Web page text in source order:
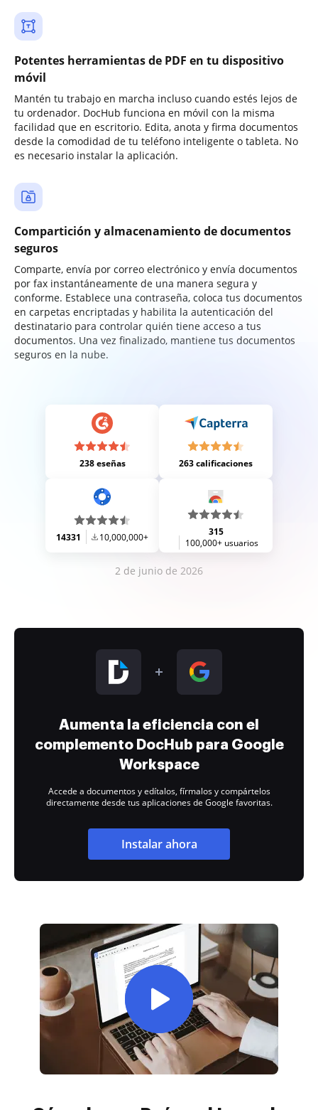
Potentes herramientas de PDF en tu dispositivo
móvil
Mantén tu trabajo en marcha incluso cuando estés lejos de
tu ordenador. DocHub funciona en móvil con la misma
facilidad que en escritorio. Edita, anota y firma documentos
desde la comodidad de tu teléfono inteligente o tableta. No
es necesario instalar la aplicación.
Compartición y almacenamiento de documentos
seguros
Comparte, envía por correo electrónico y envía documentos
por fax instantáneamente de una manera segura y
conforme. Establece una contraseña, coloca tus documentos
en carpetas encriptadas y habilita la autenticación del
destinatario para controlar quién tiene acceso a tus
documentos. Una vez finalizado, mantiene tus documentos
seguros en la nube.
238 eseñas 263 calificaciones
14331 10,000,000+
315
100,000+ usuarios
2 de junio de 2026
Aumenta la eficiencia con el
complemento DocHub para Google
Workspace
Accede a documentos y edítalos, fírmalos y compártelos
directamente desde tus aplicaciones de Google favoritas.
Instalar ahora